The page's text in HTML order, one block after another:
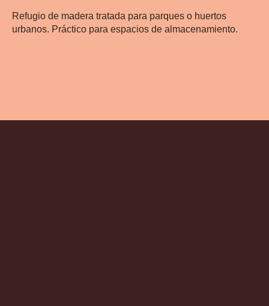
Refugio de madera tratada para parques o huertos
urbanos. Práctico para espacios de almacenamiento.